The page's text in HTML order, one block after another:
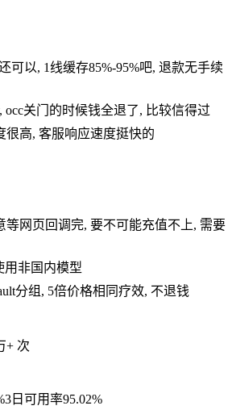
可以, 1线缓存85%-95%吧, 退款无手续
occ关门的时候钱全退了, 比较信得过
很高, 客服响应速度挺快的
等网页回调完, 要不可能充值不上, 需要
用非国内模型
分组, 5倍价格相同疗效, 不退钱
+ 次
3日可用率95.02%